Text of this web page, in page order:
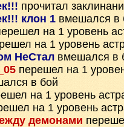
прочитал
клон 1 вмешался в
на 1 уровень
на 1 уровень
НеСтал вмешался в
перешел на 1
в бой
на 1 уровень
на 1 уровень
демонами